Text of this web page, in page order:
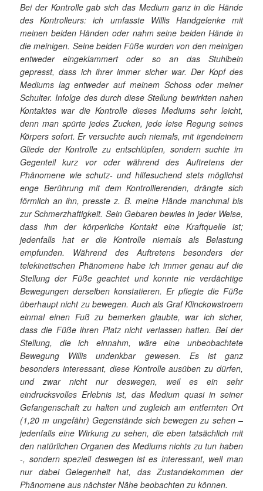
Bei der Kontrolle gab sich das Medium ganz in die Hände
des Kontrolleurs: ich umfasste Willis Handgelenke mit
meinen beiden Händen oder nahm seine beiden Hände in
die meinigen. Seine beiden Füße wurden von den meinigen
entweder eingeklammert oder so an das Stuhlbein
gepresst, dass ich ihrer immer sicher war. Der Kopf des
Mediums lag entweder auf meinem Schoss oder meiner
Schulter. Infolge des durch diese Stellung bewirkten nahen
Kontaktes war die Kontrolle dieses Mediums sehr leicht,
denn man spürte jedes Zucken, jede leise Regung seines
Körpers sofort. Er versuchte auch niemals, mit irgendeinem
Gliede der Kontrolle zu entschlüpfen, sondern suchte im
Gegenteil kurz vor oder während des Auftretens der
Phänomene wie schutz- und hilfesuchend stets möglichst
enge Berührung mit dem Kontrollierenden, drängte sich
förmlich an ihn, presste z. B. meine Hände manchmal bis
zur Schmerzhaftigkeit. Sein Gebaren bewies in jeder Weise,
dass ihm der körperliche Kontakt eine Kraftquelle ist;
jedenfalls hat er die Kontrolle niemals als Belastung
empfunden. Während des Auftretens besonders der
telekinetischen Phänomene habe ich immer genau auf die
Stellung der Füße geachtet und konnte nie verdächtige
Bewegungen derselben konstatieren. Er pflegte die Füße
überhaupt nicht zu bewegen. Auch als Graf Klinckowstroem
einmal einen Fuß zu bemerken glaubte, war ich sicher,
dass die Füße ihren Platz nicht verlassen hatten. Bei der
Stellung, die ich einnahm, wäre eine unbeobachtete
Bewegung Willis undenkbar gewesen. Es ist ganz
besonders interessant, diese Kontrolle ausüben zu dürfen,
und zwar nicht nur deswegen, weil es ein sehr
eindrucksvolles Erlebnis ist, das Medium quasi in seiner
Gefangenschaft zu halten und zugleich am entfernten Ort
(1,20 m ungefähr) Gegenstände sich bewegen zu sehen –
jedenfalls eine Wirkung zu sehen, die eben tatsächlich mit
den natürlichen Organen des Mediums nichts zu tun haben
-, sondern speziell deswegen ist es interessant, weil man
nur dabei Gelegenheit hat, das Zustandekommen der
Phänomene aus nächster Nähe beobachten zu können.